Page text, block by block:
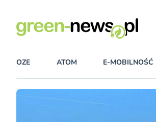
OZE ATOM E-MOBILNOŚĆ